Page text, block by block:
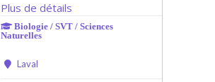
Plus de détails
Biologie / SVT / Sciences
Naturelles
Laval